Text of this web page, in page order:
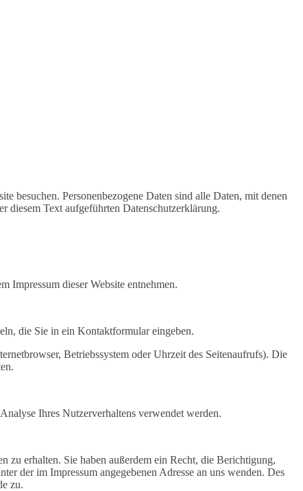
besuchen. Personenbezogene Daten sind alle Daten, mit denen
diesem Text aufgeführten Datenschutzerklärung.
Impressum dieser Website entnehmen.
die Sie in ein Kontaktformular eingeben.
Betriebssystem oder Uhrzeit des Seitenaufrufs). Die
Ihres Nutzerverhaltens verwendet werden.
zu erhalten. Sie haben außerdem ein Recht, die Berichtigung,
der im Impressum angegebenen Adresse an uns wenden. Des
zu.